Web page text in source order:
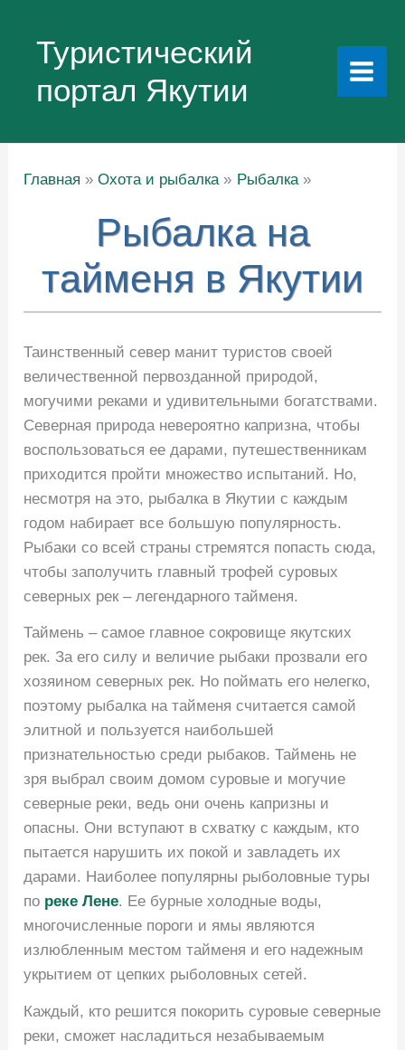
содержимому
Туристический
портал Якутии
Главная Охота и рыбалка Рыбалка
Рыбалка на
тайменя в Якутии
Таинственный север манит туристов своей
величественной первозданной природой,
могучими реками и удивительными богатствами.
Северная природа невероятно капризна, чтобы
воспользоваться ее дарами, путешественникам
приходится пройти множество испытаний. Но,
несмотря на это, рыбалка в Якутии с каждым
годом набирает все большую популярность.
Рыбаки со всей страны стремятся попасть сюда,
чтобы заполучить главный трофей суровых
северных рек – легендарного тайменя.
Таймень – самое главное сокровище якутских
рек. За его силу и величие рыбаки прозвали его
хозяином северных рек. Но поймать его нелегко,
поэтому рыбалка на тайменя считается самой
элитной и пользуется наибольшей
признательностью среди рыбаков. Таймень не
зря выбрал своим домом суровые и могучие
северные реки, ведь они очень капризны и
опасны. Они вступают в схватку с каждым, кто
пытается нарушить их покой и завладеть их
дарами. Наиболее популярны рыболовные туры
по реке Лене. Ее бурные холодные воды,
многочисленные пороги и ямы являются
излюбленным местом тайменя и его надежным
укрытием от цепких рыболовных сетей.
Каждый, кто решится покорить суровые северные
реки, сможет насладиться незабываемым